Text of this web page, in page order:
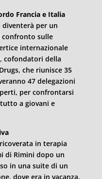
Francia e Italia
diventerà per un
sulle
internazionale
cofondatori della
che riunisce 35
47 delegazioni
per confrontarsi
a giovani e
in terapia
di Rimini dopo un
in una suite di un
dove era in vacanza.